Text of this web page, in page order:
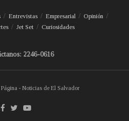
Entrevistas Empresarial
Opinión
Jet Set Curiosidades
2246-0616
- Noticias de El Salvador